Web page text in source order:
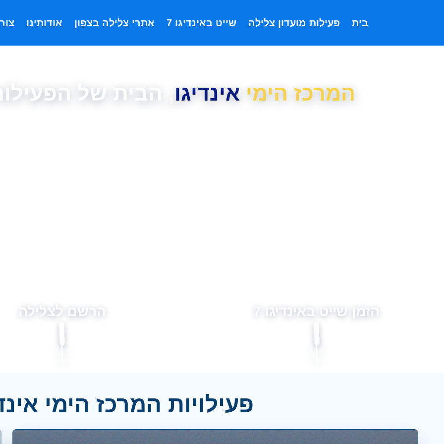
בית פעילות מועדון צלילה שייט באינדיגו 7 אתרי צלילה בצפון אודותינו
המרכז הימי אינדיגו , הבית של
הזמן שייט באינדיגו 7 הרשם לצלילה
פעילויות המרכז הימי